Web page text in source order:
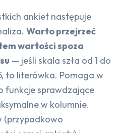
ankiet następuje
Warto przejrzeć
wartości spoza
— jeśli skala szła od 1 do
to literówka. Pomaga w
funkcje sprawdzające
w kolumnie.
(przypadkowo